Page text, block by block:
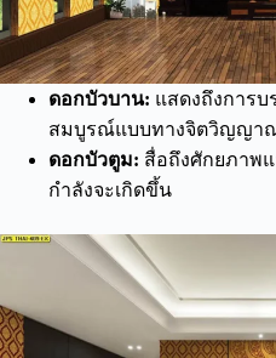
ดอกบัวบาน: แสดงถึงการ
สมบูรณ์แบบทางจิตวิญญา
ดอกบัวตูม: สื่อถึงศักยภาพ
กำลังจะเกิดขึ้น